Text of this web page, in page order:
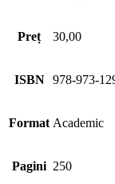
Preț 30,00
ISBN 978-973-
Format Academic
Pagini 250